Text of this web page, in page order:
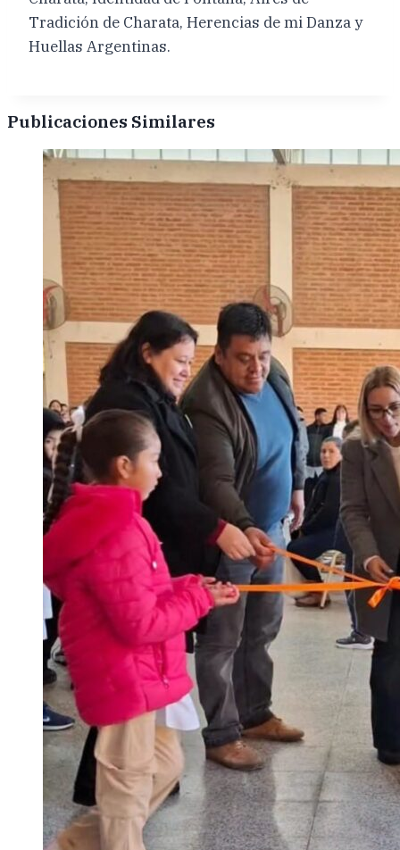
Tradición de Charata, Herencias de mi Danza y
Huellas Argentinas.
Publicaciones Similares